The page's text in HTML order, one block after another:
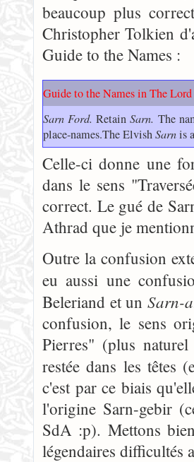
beaucoup plus
Christopher Tolkien
Guide to the Names :
Guide to the Names in The
Sarn Ford. RetainSarn. The
place-names.The ElvishSarnis
Celle-ci donne une
dans le sens
correct. Le gué de
Athrad que je
Outre la confusion
eu aussi une
Beleriand et un Sarn-
confusion, le sens
Pierres" (plus
restée dans les têtes
c'est par ce biais
l'origine Sarn-gebir
SdA :p). Mettons
légendaires difficultés